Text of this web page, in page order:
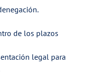
de los plazos
legal para